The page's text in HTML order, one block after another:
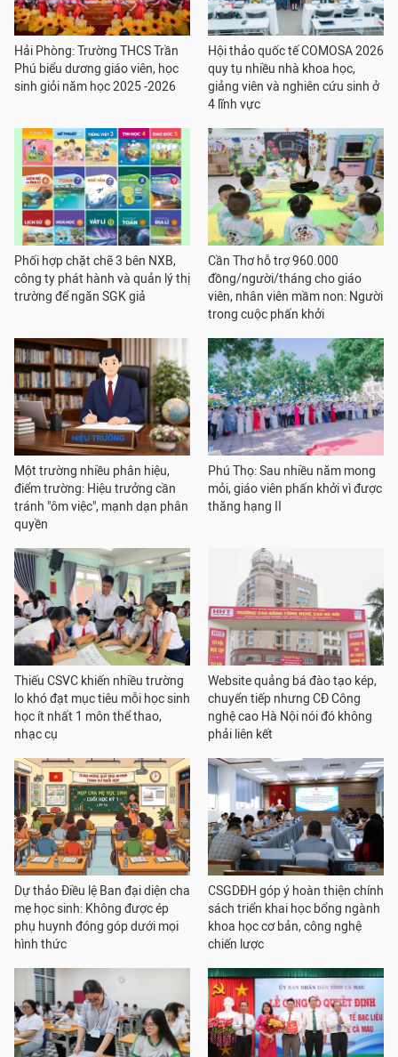
Hải Phòng: Trường THCS Trần
Phú biểu dương giáo viên, học
sinh giỏi năm học 2025 -2026
Hội thảo quốc tế COMOSA 2026
quy tụ nhiều nhà khoa học,
giảng viên và nghiên cứu sinh ở
4 lĩnh vực
Phối hợp chặt chẽ 3 bên NXB,
công ty phát hành và quản lý thị
trường để ngăn SGK giả
Cần Thơ hỗ trợ 960.000
đồng/người/tháng cho giáo
viên, nhân viên mầm non: Người
trong cuộc phấn khởi
Một trường nhiều phân hiệu,
điểm trường: Hiệu trưởng cần
tránh "ôm việc", mạnh dạn phân
quyền
Phú Thọ: Sau nhiều năm mong
mỏi, giáo viên phấn khởi vì được
thăng hạng II
Thiếu CSVC khiến nhiều trường
lo khó đạt mục tiêu mỗi học sinh
học ít nhất 1 môn thể thao,
nhạc cụ
Website quảng bá đào tạo kép,
chuyển tiếp nhưng CĐ Công
nghệ cao Hà Nội nói đó không
phải liên kết
Dự thảo Điều lệ Ban đại diện cha
mẹ học sinh: Không được ép
phụ huynh đóng góp dưới mọi
hình thức
CSGDĐH góp ý hoàn thiện chính
sách triển khai học bổng ngành
khoa học cơ bản, công nghệ
chiến lược